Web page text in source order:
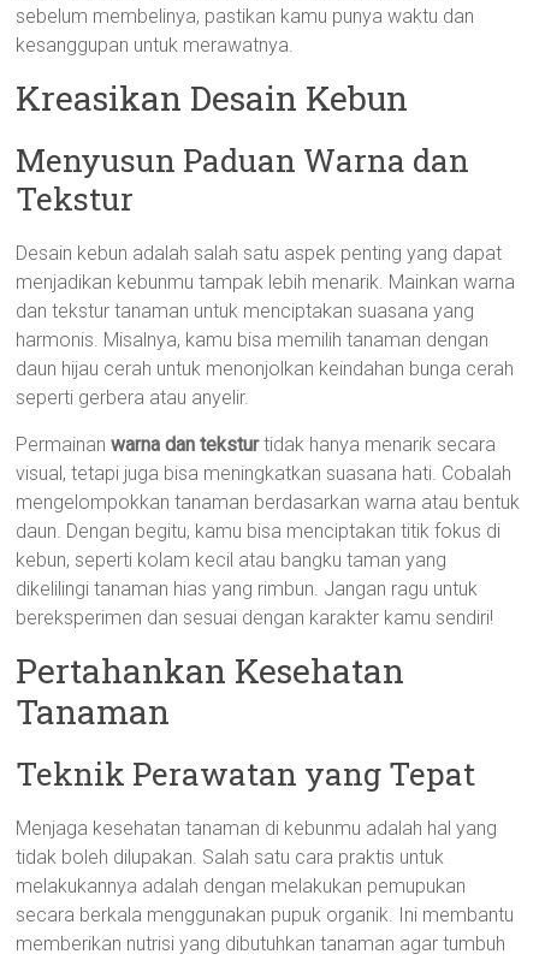
sebelum membelinya, pastikan kamu punya waktu dan
kesanggupan untuk merawatnya.
Kreasikan Desain Kebun
Menyusun Paduan Warna dan
Tekstur
Desain kebun adalah salah satu aspek penting yang dapat
menjadikan kebunmu tampak lebih menarik. Mainkan warna
dan tekstur tanaman untuk menciptakan suasana yang
harmonis. Misalnya, kamu bisa memilih tanaman dengan
daun hijau cerah untuk menonjolkan keindahan bunga cerah
seperti gerbera atau anyelir.
Permainanwarna dan teksturtidak hanya menarik secara
visual, tetapi juga bisa meningkatkan suasana hati. Cobalah
mengelompokkan tanaman berdasarkan warna atau bentuk
daun. Dengan begitu, kamu bisa menciptakan titik fokus di
kebun, seperti kolam kecil atau bangku taman yang
dikelilingi tanaman hias yang rimbun. Jangan ragu untuk
bereksperimen dan sesuai dengan karakter kamu sendiri!
Pertahankan Kesehatan
Tanaman
Teknik Perawatan yang Tepat
Menjaga kesehatan tanaman di kebunmu adalah hal yang
tidak boleh dilupakan. Salah satu cara praktis untuk
melakukannya adalah dengan melakukan pemupukan
secara berkala menggunakan pupuk organik. Ini membantu
memberikan nutrisi yang dibutuhkan tanaman agar tumbuh